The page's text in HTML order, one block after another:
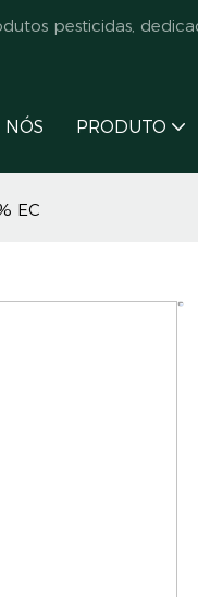
pesticidas,
NÓS PRODUTO
EC